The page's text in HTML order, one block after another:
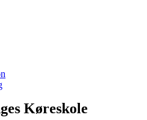
Køreskole